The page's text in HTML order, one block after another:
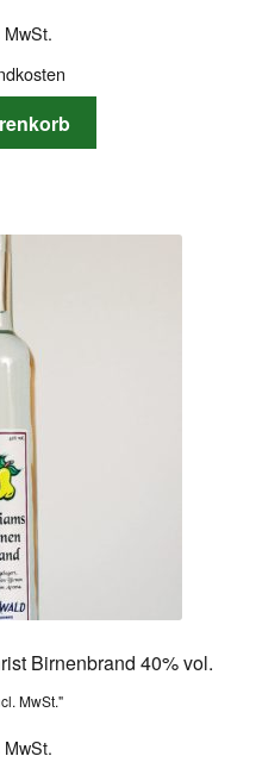
Birnenbrand 40% vol.
MwSt."